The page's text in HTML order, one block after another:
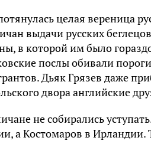
целая вереница
выдачи русских
в которой им было
послы обивали
Дьяк Грязев даже
двора английские
не собирались
а Костомаров в Ирландии.